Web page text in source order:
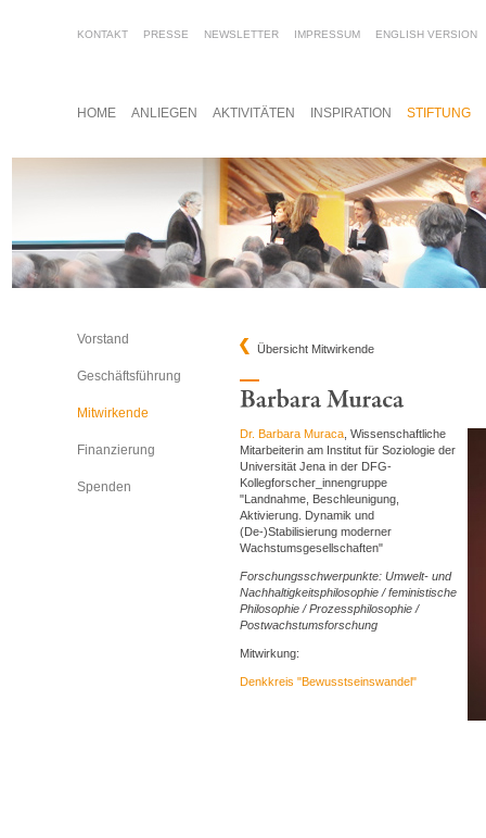
HOME ANLIEGEN AKTIVITÄTEN INSPIRATION STIFTUNG
Vorstand
Geschäftsführung
Mitwirkende
Finanzierung
Spenden
Übersicht Mitwirkende
Dr. Barbara Muraca , Wissenschaftliche
Mitarbeiterin am Institut für Soziologie der
Universität Jena in der DFG-
Kollegforscher_innengruppe
"Landnahme, Beschleunigung,
Aktivierung. Dynamik und
(De-)Stabilisierung moderner
Wachstumsgesellschaften"
Forschungsschwerpunkte: Umwelt- und
Nachhaltigkeitsphilosophie / feministische
Philosophie / Prozessphilosophie /
Postwachstumsforschung
Mitwirkung:
Denkkreis "Bewusstseinswandel"
KONTAKT PRESSE NEWSLETTER IMPRESSUM ENGLISH VERSION